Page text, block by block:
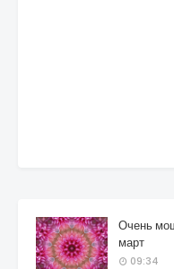
Очень
март
09:34